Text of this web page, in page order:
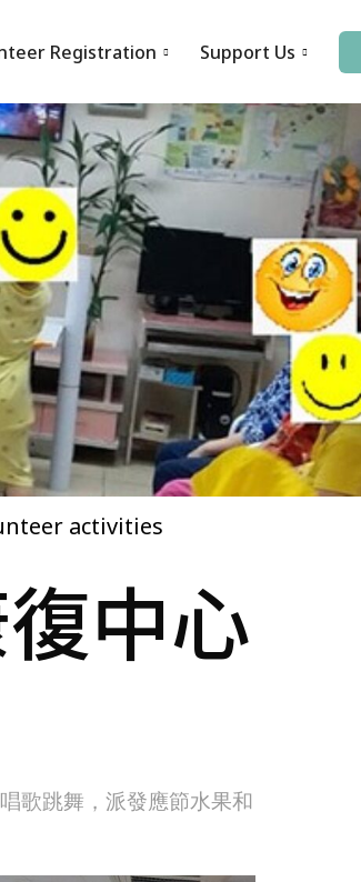
Registration Support Us
activities
中心
歌跳舞，派發應節水果和